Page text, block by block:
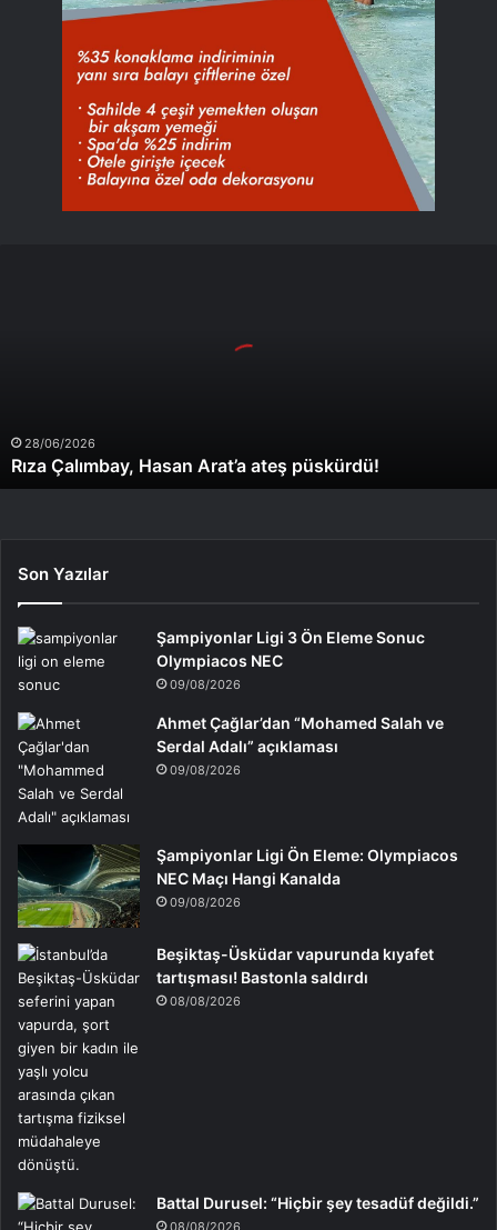
28/06/2026
Rıza Çalımbay, Hasan Arat’a ateş püskürdü!
Son Yazılar
Şampiyonlar Ligi 3 Ön Eleme Sonuc
Olympiacos NEC
09/08/2026
Ahmet Çağlar’dan “Mohamed Salah ve
Serdal Adalı” açıklaması
09/08/2026
Şampiyonlar Ligi Ön Eleme: Olympiacos
NEC Maçı Hangi Kanalda
09/08/2026
Beşiktaş-Üsküdar vapurunda kıyafet
tartışması! Bastonla saldırdı
08/08/2026
Battal Durusel: “Hiçbir şey tesadüf değildi.”